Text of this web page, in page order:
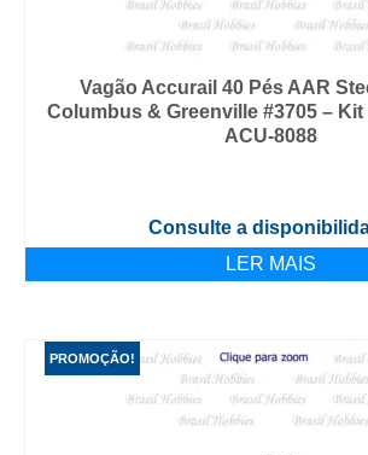
Vagão Accurail 40 Pés AAR
Columbus & Greenville #3705 –
ACU-8088
Consulte a
LER MAIS
PROMOÇÃO!